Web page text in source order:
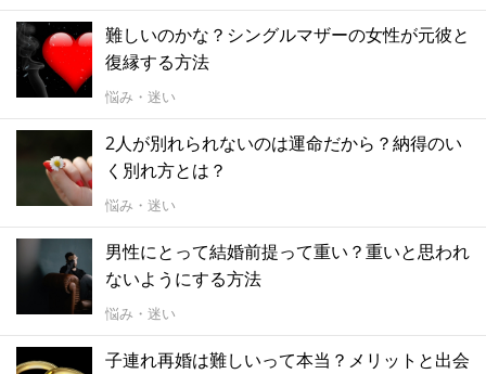
難しいのかな？シングルマザーの女性が元彼と
復縁する方法
悩み・迷い
2人が別れられないのは運命だから？納得のい
く別れ方とは？
悩み・迷い
男性にとって結婚前提って重い？重いと思われ
ないようにする方法
悩み・迷い
子連れ再婚は難しいって本当？メリットと出会